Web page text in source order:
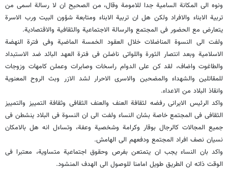
ونوه الى المکانة السامیة جدا للامومة وقال، من الصحیح ان لا رسالة اسمى من
تربیة الابناء والافراد ولکن هل ان تربیة الابناء ومتابعة شؤون البیت ورب الاسرة
یتعارض مع الحضور فی المجتمع والرسالة الاجتماعیة والثقافیة والاقتصادیة.
ولفت الى النسوة المناضلات خلال العقود الخمسة الماضیة وفی فترة النهضة
الاسلامیة وبعد انتصار الثورة واللواتی ناضلن فی فترة العهد البائد ضد الاستبداد
والطاغوت واضاف، لقد کن على الدوام راسخات وصابرات وعملن کامهات وزوجات
للمقاتلین والشهداء والمضحین والاسرى الاحرار لشد الازر وبث الروح المعنویة
وانقاذ البلاد من الاعداء.
واکد الرئیس الایرانی رفضه لثقافة العنف والعنف الثقافی وثقافة التمییز والتمییز
الثقافی فی المجتمع خاصة بشان النساء ولفت الى ان النسوة فی البلاد ینشطن فی
جمیع المجالات کالرجال بوقار وکرامة وشخصیة وعفة، وتساءل انه هل بالامکان
نسیان نصف افراد المجتمع ودفعهم الى الهامش.
واکد بان النساء یجب ان یتمتعن بفرص وحقوق اجتماعیة متساویة، معتبرا فی
الوقت ذاته ان الطریق طویل امامنا للوصول الى الهدف المنشود.